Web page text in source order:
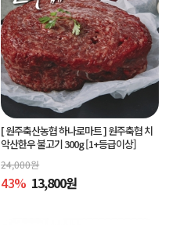
[ 원주축산농협 하나로마트 ]원주축협 치
악산한우 불고기 300g [1+등급이상]
24,000원
43% 13,800원